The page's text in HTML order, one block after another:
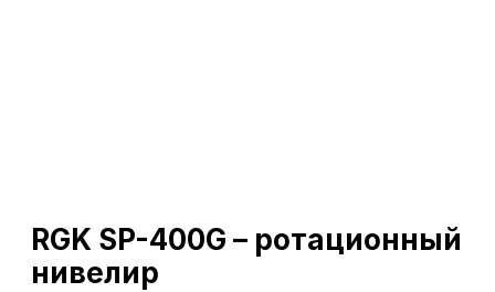
RGK SP-400G – ротационный
нивелир